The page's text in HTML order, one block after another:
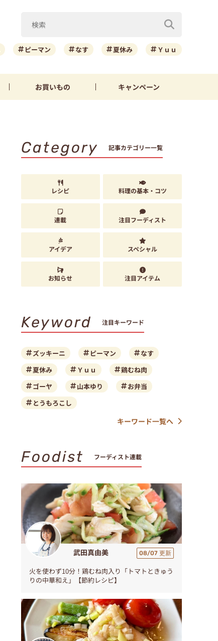
ピーマン なす 夏休み Ｙｕｕ
お買いもの キャンペーン
Category 記事カテゴリー一覧
レシピ 料理の基本・コツ
連載 注目フーディスト
アイデア スペシャル
お知らせ 注目アイテム
Keyword 注目キーワード
ズッキーニ ピーマン
なす
夏休み
Ｙｕｕ
鶏むね肉
ゴーヤ
山本ゆり
お弁当
とうもろこし
キーワード一覧へ
Foodist フーディスト連載
武田真由美 08/07 更新
火を使わず10分！鶏むね肉入り「トマトときゅう
りの中華和え」【節約レシピ】